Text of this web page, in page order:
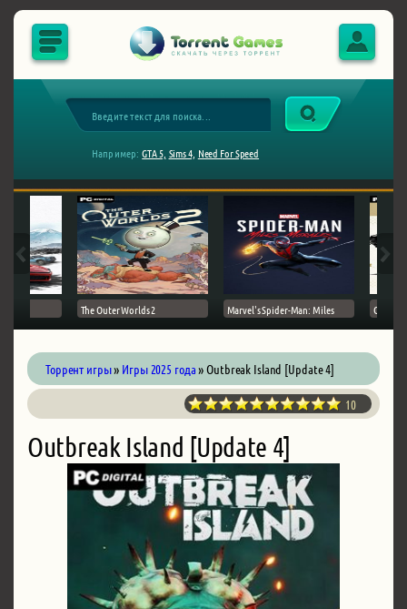
Например: GTA 5, Sims 4, Need For Speed
The Outer Worlds 2 Marvel's Spider-Man: Miles Ghost
Торрент игры» Игры 2025 года» Outbreak Island [Update 4]
10
Outbreak Island [Update 4]